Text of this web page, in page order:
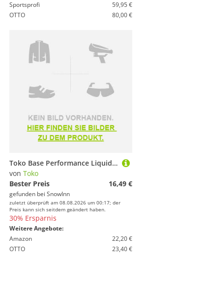
Sportsprofi
59,95 €
OTTO
80,00 €
Toko Base Performance Liquid Paraffin 100ml Gelb
von Toko
Bester Preis
16,49 €
gefunden bei SnowInn
zuletzt überprüft am 08.08.2026 um 00:17; der
Preis kann sich seitdem geändert haben.
30% Ersparnis
Weitere Angebote:
Amazon
22,20 €
OTTO
23,40 €